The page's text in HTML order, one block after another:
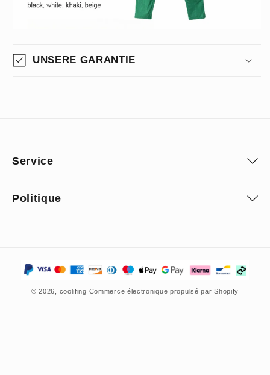
UNSERE GARANTIE
Service
Politique
Moyens
paiement
© 2026, coolifing Commerce électronique propulsé par Shopify